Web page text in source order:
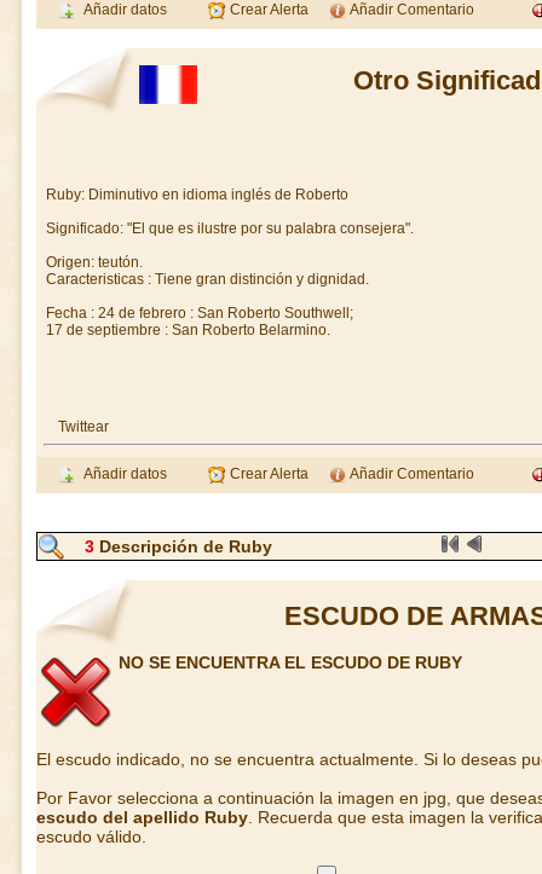
Añadir datos Crear Alerta Añadir Comentario
Otro
Ruby: Diminutivo en idioma inglés de Roberto
Significado: "El que es ilustre por su palabra consejera".
Origen: teutón.
Caracteristicas : Tiene gran distinción y dignidad.
Fecha : 24 de febrero : San Roberto Southwell;
17 de septiembre : San Roberto Belarmino.
Twittear
Añadir datos Crear Alerta Añadir Comentario
3Descripción de Ruby
ESCUDO DE
NO SE ENCUENTRA EL ESCUDO DE RUBY
El escudo indicado, no se encuentra actualmente. Si lo deseas
Por Favor selecciona a continuación la imagen en jpg, que
escudo del apellido Ruby. Recuerda que esta imagen la
escudo válido.